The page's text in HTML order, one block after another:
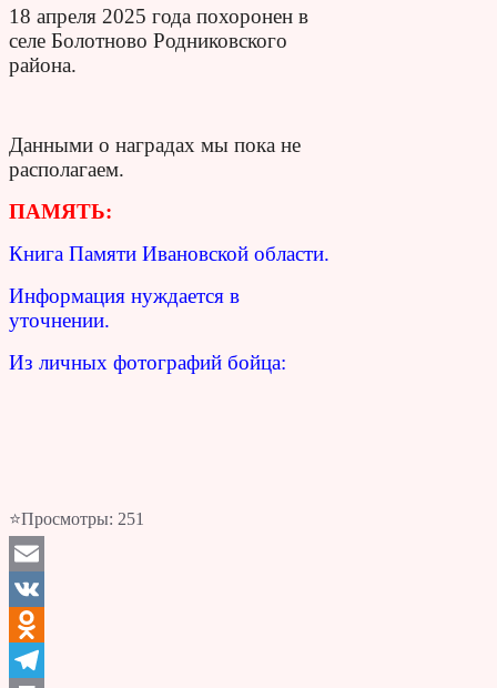
18 апреля 2025 года похоронен в
селе Болотново Родниковского
района.
Данными о наградах мы пока не
располагаем.
ПАМЯТЬ:
Книга Памяти Ивановской области.
Информация нуждается в
уточнении.
Из личных фотографий бойца:
⭐Просмотры: 251
Email
VK
Odnoklassniki